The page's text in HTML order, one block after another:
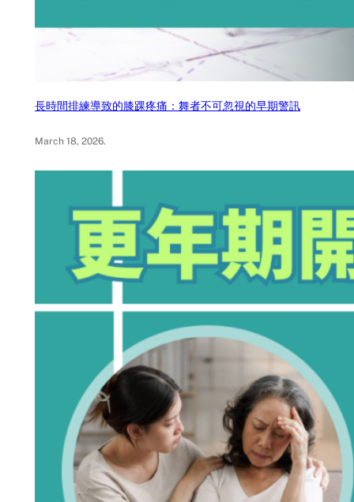
長時間排練導致的膝踝疼痛：舞者不可忽視的早期警訊
March 18, 2026.